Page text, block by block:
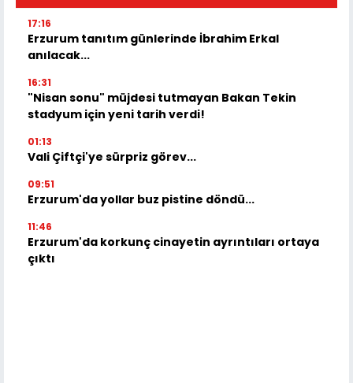
17:16
Erzurum tanıtım günlerinde İbrahim Erkal
anılacak...
16:31
"Nisan sonu" müjdesi tutmayan Bakan Tekin
stadyum için yeni tarih verdi!
01:13
Vali Çiftçi'ye sürpriz görev...
09:51
Erzurum'da yollar buz pistine döndü...
11:46
Erzurum'da korkunç cinayetin ayrıntıları ortaya
çıktı